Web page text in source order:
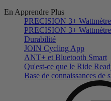
En Apprendre Plus
PRECISION 3+ Wattmètre
PRECISION 3+ Wattmètre
Durabilité
JOIN Cycling App
ANT+ et Bluetooth Smart
Qu'est-ce que le Ride
Base de connaissances de